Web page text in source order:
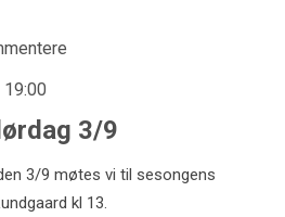
3/9
3/9 møtes vi til sesongens
kl 13.